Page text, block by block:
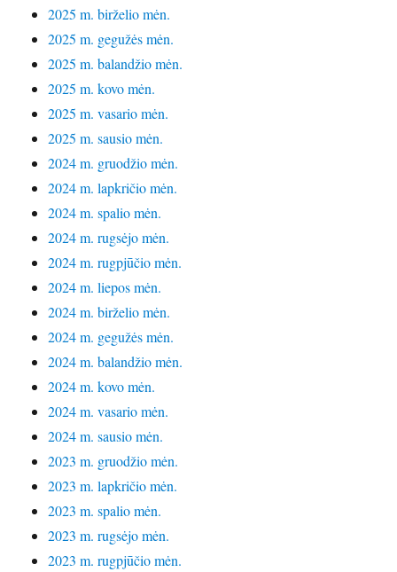
2025 m. birželio mėn.
2025 m. gegužės mėn.
2025 m. balandžio mėn.
2025 m. kovo mėn.
2025 m. vasario mėn.
2025 m. sausio mėn.
2024 m. gruodžio mėn.
2024 m. lapkričio mėn.
2024 m. spalio mėn.
2024 m. rugsėjo mėn.
2024 m. rugpjūčio mėn.
2024 m. liepos mėn.
2024 m. birželio mėn.
2024 m. gegužės mėn.
2024 m. balandžio mėn.
2024 m. kovo mėn.
2024 m. vasario mėn.
2024 m. sausio mėn.
2023 m. gruodžio mėn.
2023 m. lapkričio mėn.
2023 m. spalio mėn.
2023 m. rugsėjo mėn.
2023 m. rugpjūčio mėn.